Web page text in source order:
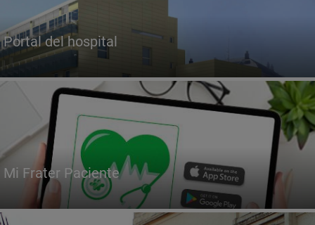
Portal del hospital
Mi Frater Paciente